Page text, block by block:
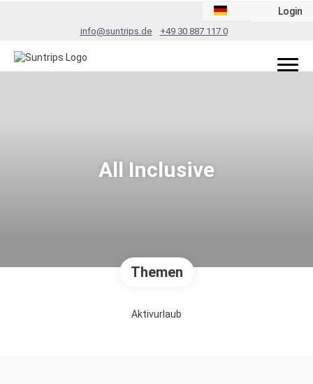
info@suntrips.de +49 30 887 117 0
Login
All Inclusive
Themen
Aktivurlaub